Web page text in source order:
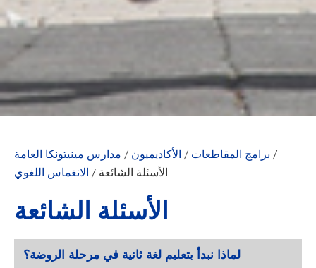
مدارس مينيتونكا العامة / الأكاديميون / برامج المقاطعات /
الانغماس اللغوي / الأسئلة الشائعة
الأسئلة الشائعة
لماذا نبدأ بتعليم لغة ثانية في مرحلة الروضة؟